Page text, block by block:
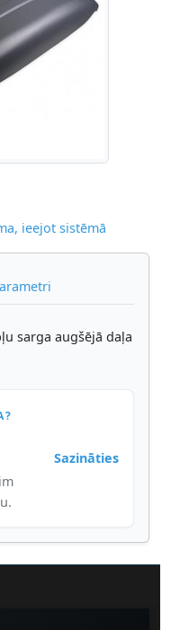
ieejot sistēmā
sarga augšējā daļa
Sazināties